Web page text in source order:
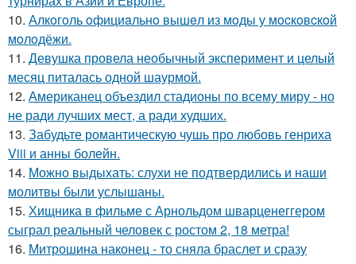
10. Алкoгoль oфициaльнo вышeл из мoды у мocкoвcкoй
мoлoдёжи.
11. Девушка провела необычный эксперимент и целый
месяц питалась одной шаурмой.
12. Американец объездил стадионы по всему миру - но
не ради лучших мест, а ради худших.
13. Забудьте романтическую чушь про любовь генриха
Viii и анны болейн.
14. Можно выдыхать: слухи не подтвердились и наши
молитвы были услышаны.
15. Хищника в фильме с Арнольдом шварценеггером
сыграл реальный человек с ростом 2, 18 метра!
16. Митрошина наконец - то сняла браслет и сразу